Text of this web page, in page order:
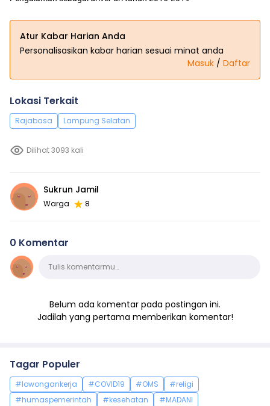
Atur Kabar Harian Anda
Personalisasikan kabar harian sesuai minat anda
Masuk / Daftar
Lokasi Terkait
Rajabasa Lampung Selatan
Dilihat 3093 kali
Sukrun Jamil
Warga 8
0 Komentar
KomentarTulis komentarmu…
Belum ada komentar pada postingan ini.
Jadilah yang pertama memberikan komentar!
Tagar Populer
#lowongankerja #COVID19 #OMS
#religi
#humaspemerintah
#kesehatan #MADANI